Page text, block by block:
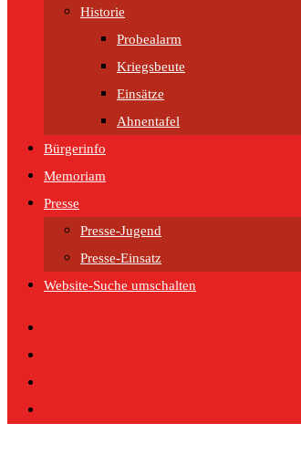
Historie
Probealarm
Kriegsbeute
Einsätze
Ahnentafel
Bürgerinfo
Memoriam
Presse
Presse-Jugend
Presse-Einsatz
Website-Suche umschalten